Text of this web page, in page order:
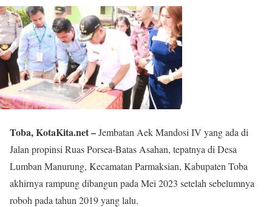
Toba, KotaKita.net –Jembatan Aek Mandosi IV yang ada di
Jalan propinsi Ruas Porsea-Batas Asahan, tepatnya di Desa
Lumban Manurung, Kecamatan Parmaksian, Kabupaten Toba
akhirnya rampung dibangun pada Mei 2023 setelah sebelumnya
roboh pada tahun 2019 yang lalu.